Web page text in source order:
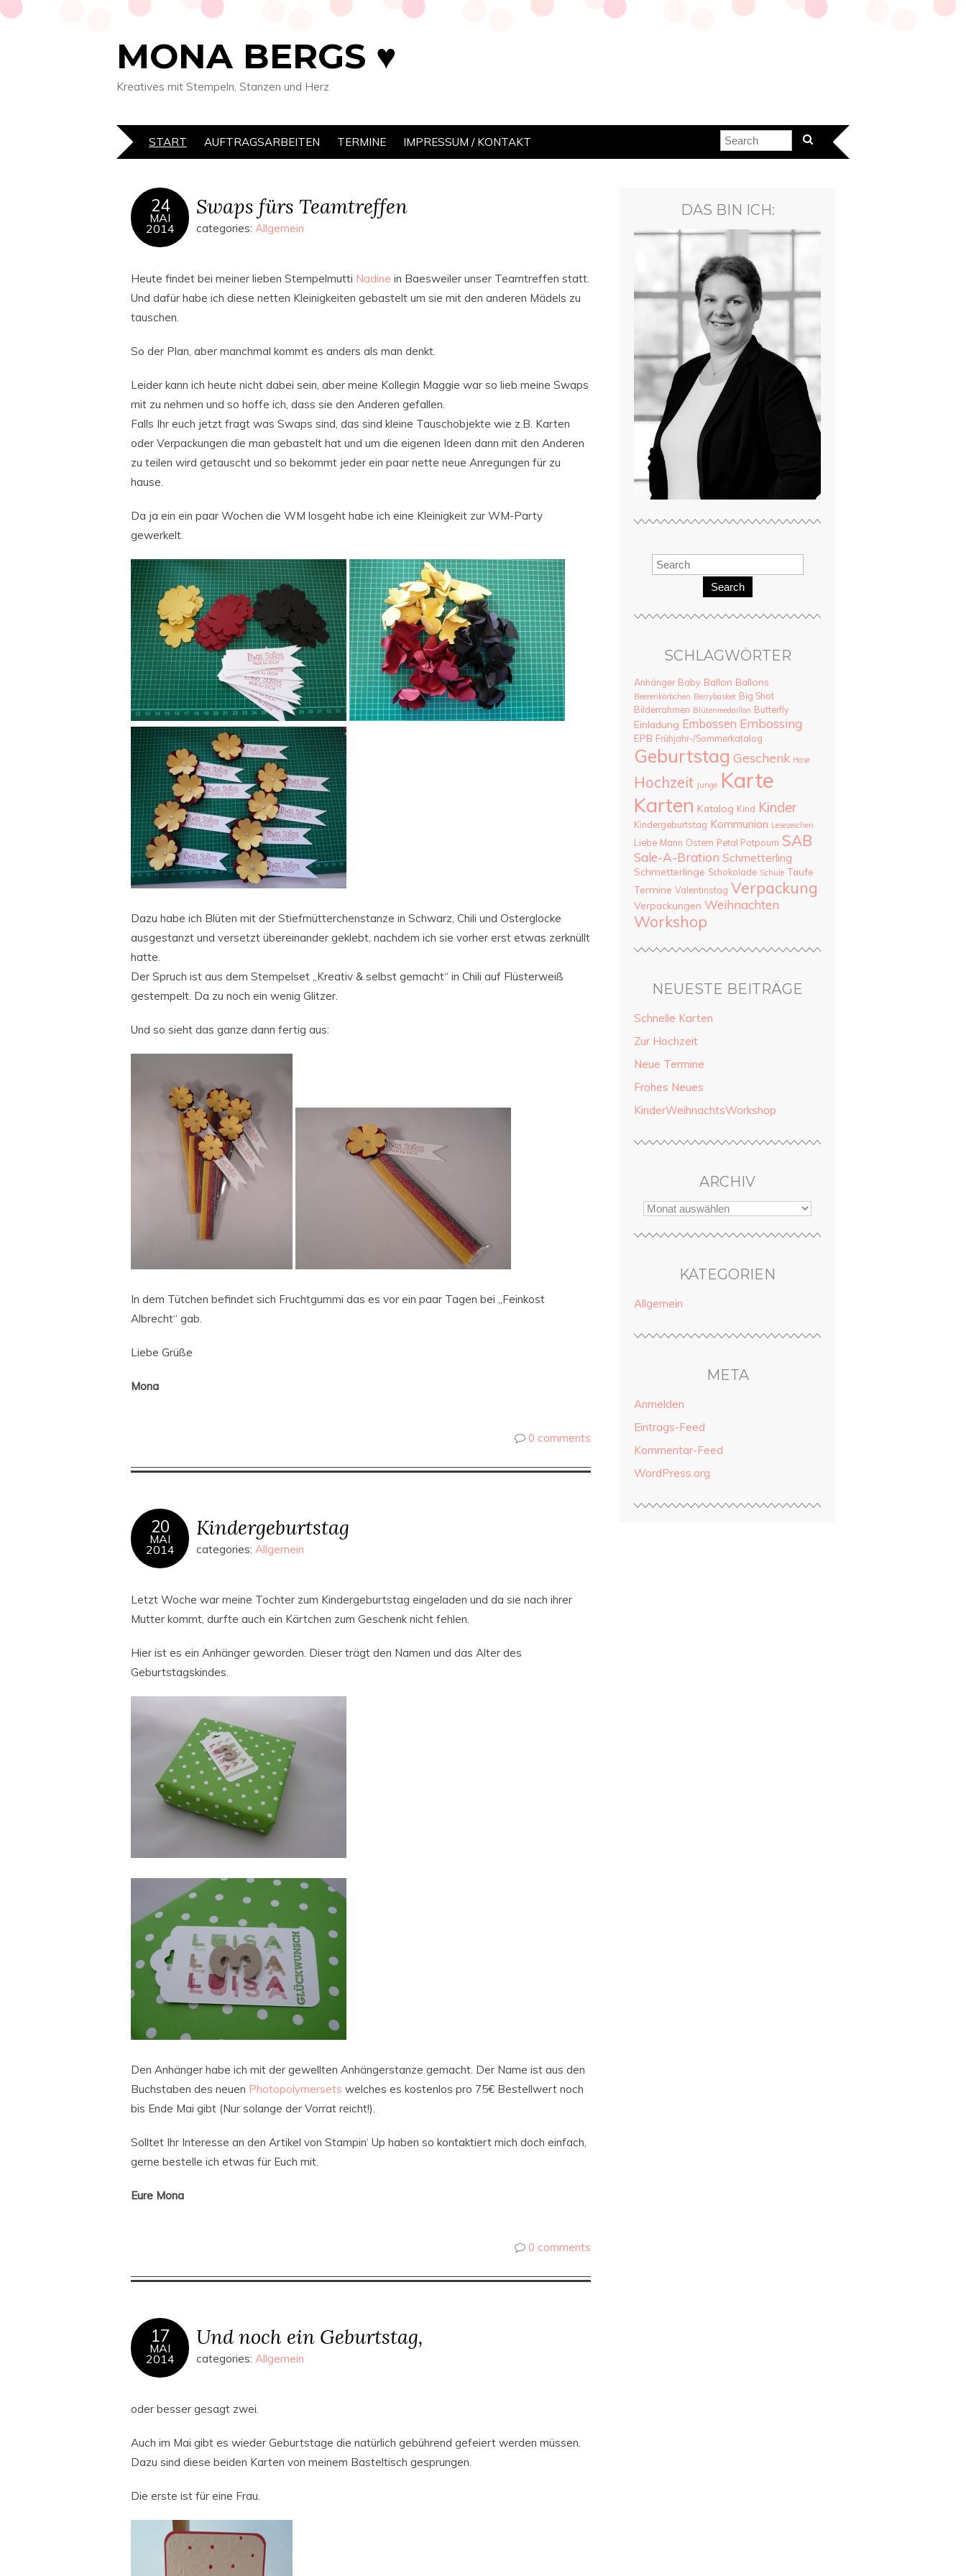
MONA BERGS ♥
Kreatives mit Stempeln, Stanzen und Herz
START AUFTRAGSARBEITEN TERMINE IMPRESSUM / KONTAKT
24
MAI
2014
Swaps fürs Teamtreffen
categories: Allgemein
Heute findet bei meiner lieben Stempelmutti Nadine in Baesweiler unser Teamtreffen statt.
Und dafür habe ich diese netten Kleinigkeiten gebastelt um sie mit den anderen Mädels zu
tauschen.
So der Plan, aber manchmal kommt es anders als man denkt.
Leider kann ich heute nicht dabei sein, aber meine Kollegin Maggie war so lieb meine Swaps
mit zu nehmen und so hoffe ich, dass sie den Anderen gefallen.
Falls Ihr euch jetzt fragt was Swaps sind, das sind kleine Tauschobjekte wie z.B. Karten
oder Verpackungen die man gebastelt hat und um die eigenen Ideen dann mit den Anderen
zu teilen wird getauscht und so bekommt jeder ein paar nette neue Anregungen für zu
hause.
Da ja ein ein paar Wochen die WM losgeht habe ich eine Kleinigkeit zur WM-Party
gewerkelt.
Dazu habe ich Blüten mit der Stiefmütterchenstanze in Schwarz, Chili und Osterglocke
ausgestanzt und versetzt übereinander geklebt, nachdem ich sie vorher erst etwas zerknüllt
hatte.
Der Spruch ist aus dem Stempelset „Kreativ & selbst gemacht“ in Chili auf Flüsterweiß
gestempelt. Da zu noch ein wenig Glitzer.
Und so sieht das ganze dann fertig aus:
In dem Tütchen befindet sich Fruchtgummi das es vor ein paar Tagen bei „Feinkost
Albrecht“ gab.
Liebe Grüße
Mona
0 comments
20
MAI
2014
Kindergeburtstag
categories: Allgemein
Letzt Woche war meine Tochter zum Kindergeburtstag eingeladen und da sie nach ihrer
Mutter kommt, durfte auch ein Kärtchen zum Geschenk nicht fehlen.
Hier ist es ein Anhänger geworden. Dieser trägt den Namen und das Alter des
Geburtstagskindes.
Den Anhänger habe ich mit der gewellten Anhängerstanze gemacht. Der Name ist aus den
Buchstaben des neuen Photopolymersets welches es kostenlos pro 75€ Bestellwert noch
bis Ende Mai gibt (Nur solange der Vorrat reicht!).
Solltet Ihr Interesse an den Artikel von Stampin‘ Up haben so kontaktiert mich doch einfach,
gerne bestelle ich etwas für Euch mit.
Eure Mona
0 comments
17
MAI
2014
Und noch ein Geburtstag,
categories: Allgemein
oder besser gesagt zwei.
Auch im Mai gibt es wieder Geburtstage die natürlich gebührend gefeiert werden müssen.
Dazu sind diese beiden Karten von meinem Basteltisch gesprungen.
Die erste ist für eine Frau.
DAS BIN ICH:
Search
SCHLAGWÖRTER
Anhänger Baby Ballon Ballons
Beerenkörbchen Berrybasket Big Shot
Bilderrahmen Blütenmedaillon Butterfly
Einladung Embossen Embossing
EPB Frühjahr-/Sommerkatalog
Geburtstag Geschenk Hase
Hochzeit Junge Karte
Karten Katalog Kind Kinder
Kindergeburtstag Kommunion Lesezeichen
Liebe Mann Ostern Petal Potpourri SAB
Sale-A-Bration Schmetterling
Schmetterlinge Schokolade Schule Taufe
Termine Valentinstag Verpackung
Verpackungen Weihnachten
Workshop
NEUESTE BEITRÄGE
Schnelle Karten
Zur Hochzeit
Neue Termine
Frohes Neues
KinderWeihnachtsWorkshop
ARCHIV
KATEGORIEN
Allgemein
META
Anmelden
Eintrags-Feed
Kommentar-Feed
WordPress.org